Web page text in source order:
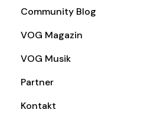
Community Blog
VOG Magazin
VOG Musik
Partner
Kontakt